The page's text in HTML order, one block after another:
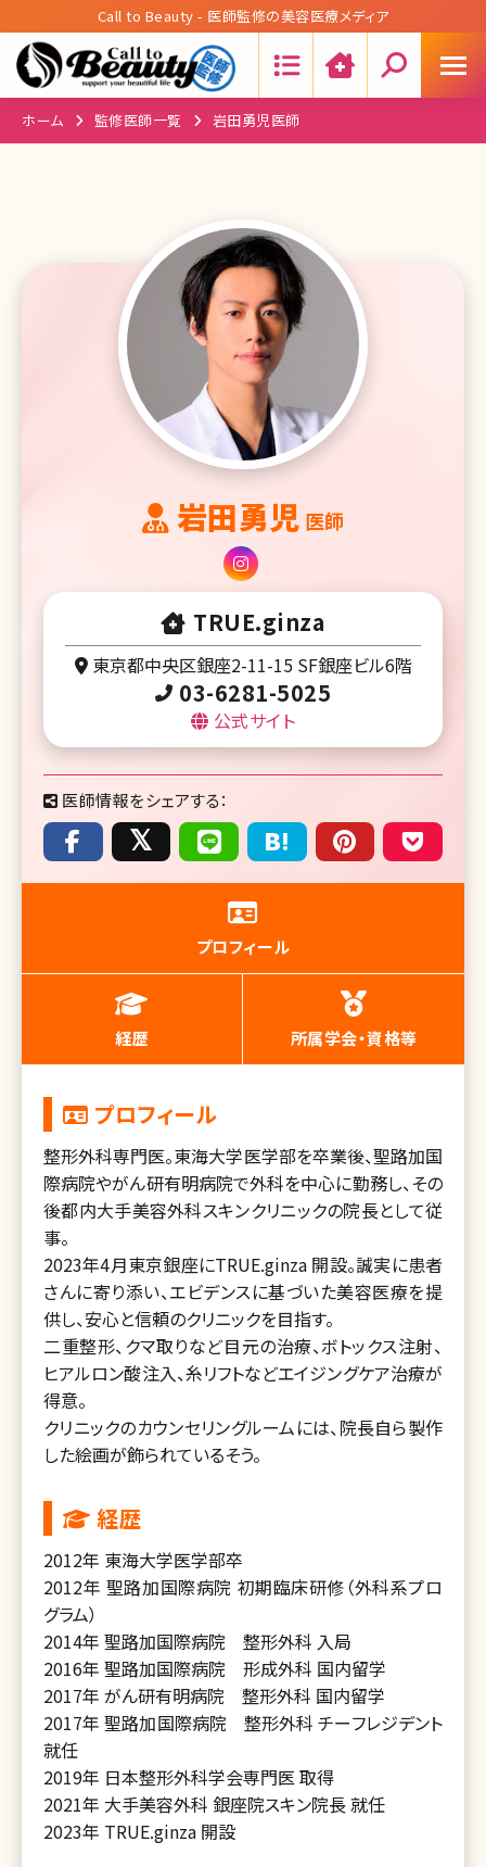
Call to Beauty - 医師監修の美容医療メディア
ホーム 監修医師一覧 岩田勇児医師
岩田勇児 医師
TRUE.ginza
東京都中央区銀座2-11-15 SF銀座ビル6階
03-6281-5025
公式サイト
医師情報をシェアする：
プロフィール
経歴 所属学会・資格等
プロフィール
整形外科専門医。東海大学医学部を卒業後、聖路加国
際病院やがん研有明病院で外科を中心に勤務し、その
後都内大手美容外科スキンクリニックの院長として従
事。
2023年4月東京銀座にTRUE.ginza 開設。誠実に患者
さんに寄り添い、エビデンスに基づいた美容医療を提
供し、安心と信頼のクリニックを目指す。
二重整形、クマ取りなど目元の治療、ボトックス注射、
ヒアルロン酸注入、糸リフトなどエイジングケア治療が
得意。
クリニックのカウンセリングルームには、院長自ら製作
した絵画が飾られているそう。
経歴
2012年 東海大学医学部卒
2012年 聖路加国際病院 初期臨床研修（外科系プロ
グラム）
2014年 聖路加国際病院 整形外科 入局
2016年 聖路加国際病院 形成外科 国内留学
2017年 がん研有明病院 整形外科 国内留学
2017年 聖路加国際病院 整形外科 チーフレジデント
就任
2019年 日本整形外科学会専門医 取得
2021年 大手美容外科 銀座院スキン院長 就任
2023年 TRUE.ginza 開設